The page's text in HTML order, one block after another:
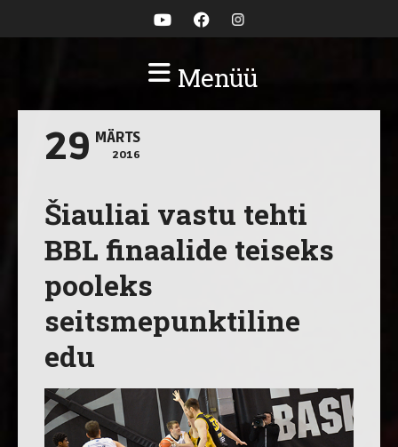
Menüü
29 MÄRTS
2016
Šiauliai vastu tehti
BBL finaalide teiseks
pooleks
seitsmepunktiline
edu